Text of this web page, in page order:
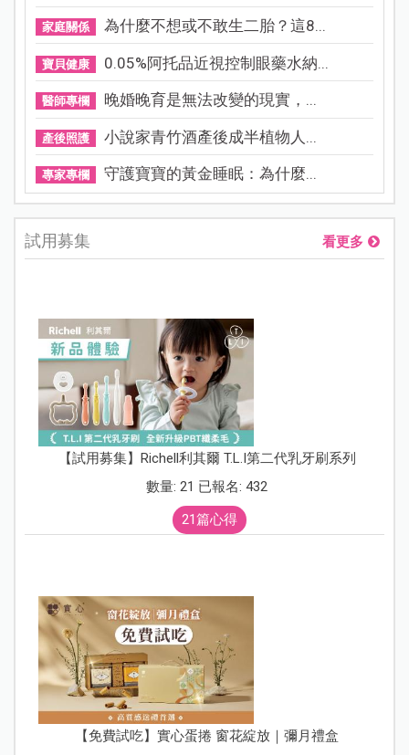
家庭關係 為什麼不想或不敢生二胎？這8...
寶貝健康 0.05%阿托品近視控制眼藥水納...
醫師專欄 晚婚晚育是無法改變的現實，...
產後照護 小說家青竹酒產後成半植物人...
專家專欄 守護寶寶的黃金睡眠：為什麼...
試用募集 看更多
【試用募集】Richell利其爾 T.L.I第二代乳牙刷系列
數量: 21 已報名: 432
21篇心得
【免費試吃】實心蛋捲 窗花綻放｜彌月禮盒